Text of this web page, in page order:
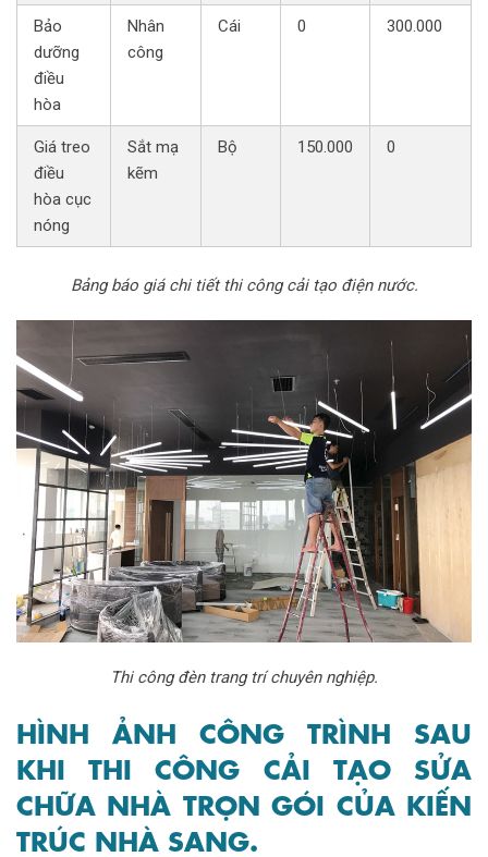
Bảo
dưỡng
điều
hòa
Nhân
công
Cái 0 300.000
Giá treo
điều
hòa cục
nóng
Sắt mạ
kẽm
Bộ 150.000 0
Bảng báo giá chi tiết thi công cải tạo điện nước.
Thi công đèn trang trí chuyên nghiệp.
HÌNH ẢNH CÔNG TRÌNH SAU
KHI THI CÔNG CẢI TẠO SỬA
CHỮA NHÀ TRỌN GÓI CỦA KIẾN
TRÚC NHÀ SANG.